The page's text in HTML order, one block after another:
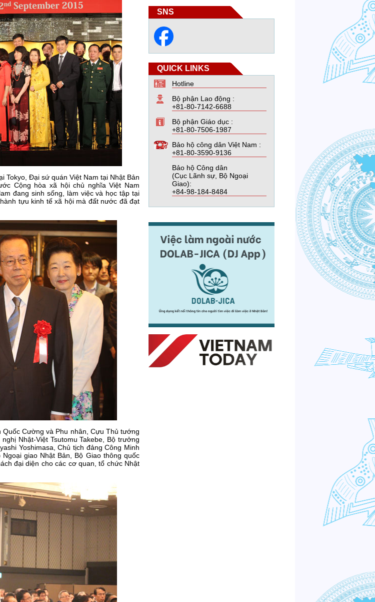
Tokyo, Đại sứ quán Việt Nam tại Nhật Bản
Cộng hòa xã hội chủ nghĩa Việt Nam
đang sinh sống, làm việc và học tập tại
tựu kinh tế xã hội mà đất nước đã đạt
Cường và Phu nhân, Cựu Thủ tướng
Nhật-Việt Tsutomu Takebe, Bộ trưởng
Yoshimasa, Chủ tịch đảng Công Minh
giao Nhật Bản, Bộ Giao thông quốc
đại diện cho các cơ quan, tổ chức Nhật
SNS
QUICK LINKS
Hotline
Bộ phận Lao động :
+81-80-7142-6688
Bộ phận Giáo dục :
+81-80-7506-1987
Bảo hộ công dân Việt Nam :
+81-80-3590-9136
Bảo hộ Công dân
(Cục Lãnh sự, Bộ Ngoại
Giao):
+84-98-184-8484